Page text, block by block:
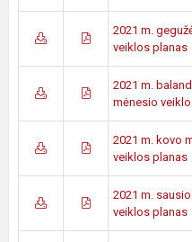
2021 m.
veiklos planas
2021 m.
mėnesio
2021 m. kovo
veiklos planas
2021 m.
veiklos planas